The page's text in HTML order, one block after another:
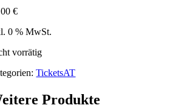
€
0 % MwSt.
vorrätig
TicketsAT
Produkte